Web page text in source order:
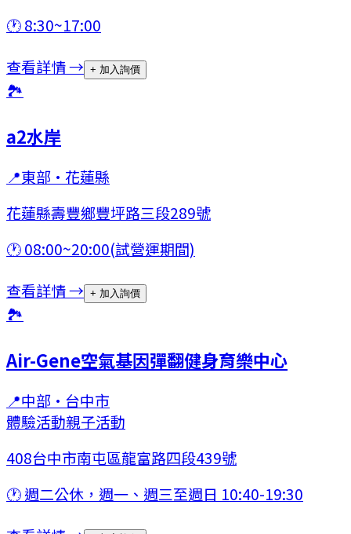
🕐8:30~17:00
查看詳情 → + 加入詢價
🏞
a2水岸
📍東部 · 花蓮縣
花蓮縣壽豐鄉豐坪路三段289號
🕐08:00~20:00(試營運期間)
查看詳情 → + 加入詢價
🏞
Air-Gene空氣基因彈翻健身育樂中心
📍中部 · 台中市
體驗活動親子活動
408台中市南屯區龍富路四段439號
🕐週二公休，週一、週三至週日 10:40-19:30